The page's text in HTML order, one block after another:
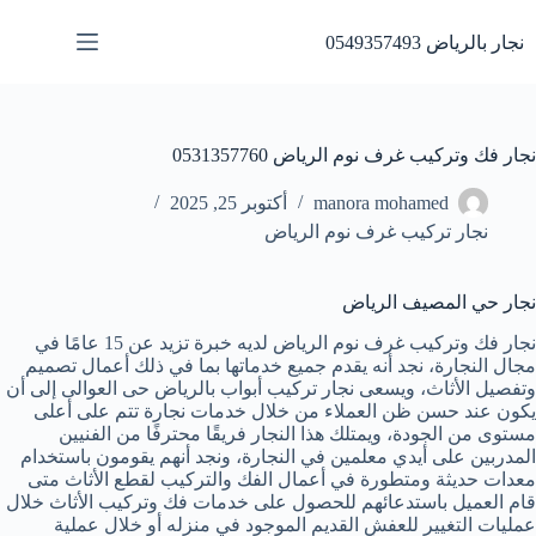
المحتوى
نجار بالرياض 0549357493
نجار فك وتركيب غرف نوم الرياض 0531357760
manora mohamed
أكتوبر 25, 2025
نجار تركيب غرف نوم الرياض
نجار حي المصيف الرياض
نجار فك وتركيب غرف نوم الرياض لديه خبرة تزيد عن 15 عامًا في
مجال النجارة، نجد أنه يقدم جميع خدماتها بما في ذلك أعمال تصميم
وتفصيل الأثاث، ويسعى نجار تركيب أبواب بالرياض حى العوالى إلى أن
يكون عند حسن ظن العملاء من خلال خدمات نجارة تتم على أعلى
مستوى من الجودة، ويمتلك هذا النجار فريقًا محترفًا من الفنيين
المدربين على أيدي معلمين في النجارة، ونجد أنهم يقومون باستخدام
معدات حديثة ومتطورة في أعمال الفك والتركيب لقطع الأثاث متى
قام العميل باستدعائهم للحصول على خدمات فك وتركيب الأثاث خلال
عمليات التغيير للعفش القديم الموجود في منزله أو خلال عملية